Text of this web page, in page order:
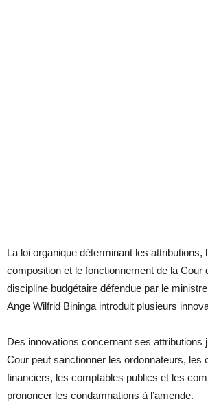
La loi organique déterminant les attributions,
composition et le fonctionnement de la Cour
discipline budgétaire défendue par le
Ange Wilfrid Bininga introduit plusieurs
Des innovations concernant ses attributions
Cour peut sanctionner les ordonnateurs, les
financiers, les comptables publics et les
prononcer les condamnations à l’amende.